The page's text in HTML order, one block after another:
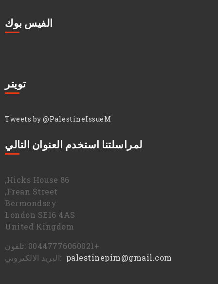
الفيس بوك
تويتر
Tweets by @PalestineIssueM
لمراسلتنا استخدم العنوان التالي
86 Hicks House,
Frean Street,
Bermondsey
London SE16 4AS
United Kingdom
+00447776060021 :تلفون
palestinepim@gmail.com :البريد الالكتروني